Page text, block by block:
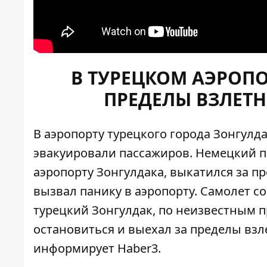
В ТУРЕЦКОМ
ПРЕДЕЛЫ
В аэропорту турецкого города
эвакуировали пассажиров. Немецкий
аэропорту Зонгулдака, выкатился за
вызвал панику в аэропорту. Самолет
турецкий Зонгулдак, по неизвестным
остановиться и выехал за пределы
информирует Haber3.